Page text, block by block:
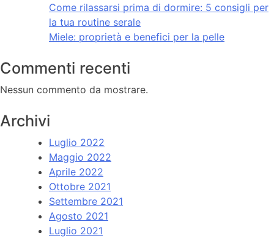
Come rilassarsi prima di dormire: 5 consigli per
la tua routine serale
Miele: proprietà e benefici per la pelle
Commenti recenti
Nessun commento da mostrare.
Archivi
Luglio 2022
Maggio 2022
Aprile 2022
Ottobre 2021
Settembre 2021
Agosto 2021
Luglio 2021